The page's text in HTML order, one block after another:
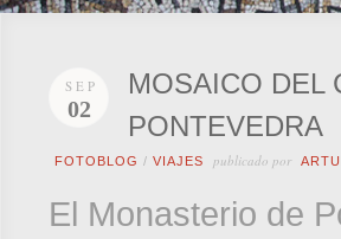
SEP
02
MOSAICO DEL
PONTEVEDRA
FOTOBLOG / VIAJES publicado por
El Monasterio de